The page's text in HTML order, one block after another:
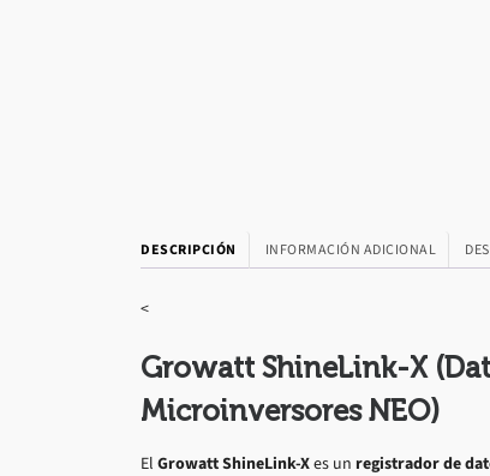
DESCRIPCIÓN INFORMACIÓN ADICIONAL
<
Growatt ShineLink-X
Microinversores NEO)
El Growatt ShineLink-Xes un registrador de